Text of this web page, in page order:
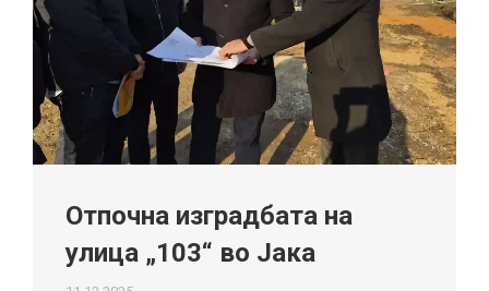
Отпочна изградбата на
улица „103“ во Јака